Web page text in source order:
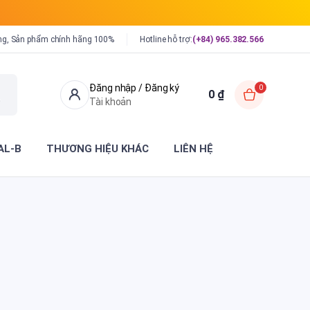
Sản phẩm chính hãng 100% Hotline hỗ trợ:(+84) 965.382.566
Đăng nhập / Đăng ký
Tài khoản
0 ₫
0
B THƯƠNG HIỆU KHÁC LIÊN HỆ